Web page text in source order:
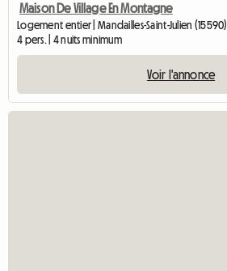
Maison De Village En Montagne
Logement entier | Mandailles-Saint-Julien (15590)
4 pers. | 4 nuits minimum
Voir l'annonce